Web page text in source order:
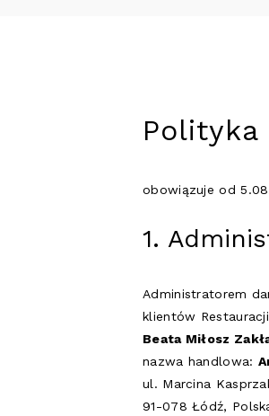
obowiązuje od
1.
Administratorem
klientów
Beata Miłosz
nazwa handlowa:
ul. Marcina
91-078 Łódź,